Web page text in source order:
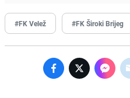
#FK Velež #FK Široki Brijeg